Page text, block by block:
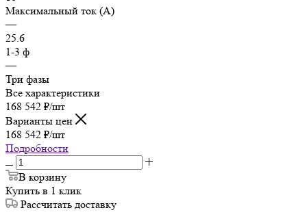
Максимальный ток (А)
—
25.6
1-3 ф
—
Три фазы
Все характеристики
168 542 ₽/шт
Варианты цен
168 542 ₽/шт
Подробности
В корзину
Купить в 1 клик
Рассчитать доставку